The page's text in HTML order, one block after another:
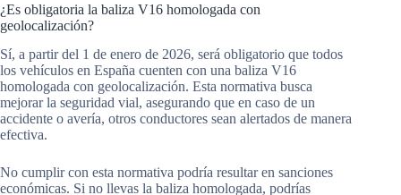
¿Es obligatoria la baliza V16 homologada con
geolocalización?
Sí, a partir del 1 de enero de 2026, será obligatorio que todos
los vehículos en España cuenten con una baliza V16
homologada con geolocalización. Esta normativa busca
mejorar la seguridad vial, asegurando que en caso de un
accidente o avería, otros conductores sean alertados de manera
efectiva.
No cumplir con esta normativa podría resultar en sanciones
económicas. Si no llevas la baliza homologada, podrías